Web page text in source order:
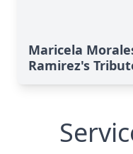
Maricela
Ramirez's